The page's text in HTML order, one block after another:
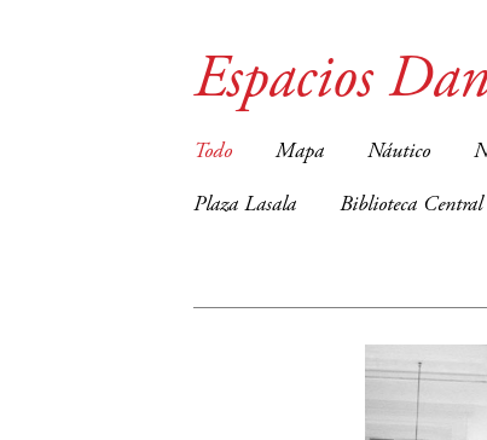
Espacios
Todo Mapa Náutico
Plaza Lasala Biblioteca Central